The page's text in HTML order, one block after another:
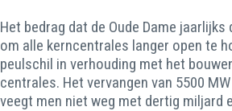
Het bedrag dat de Oude Dame
om alle kerncentrales langer open te
peulschil in verhouding met het
centrales. Het vervangen van 5500
veegt men niet weg met dertig miljard